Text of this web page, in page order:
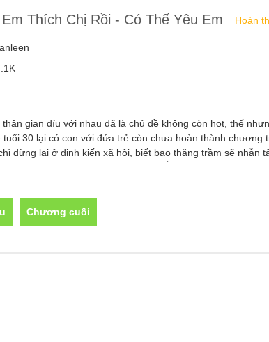
Thích Chị Rồi - Có Thể Yêu Em Hoàn
thân gian díu với nhau đã là chủ đề không còn hot, thế
tuổi 30 lại có con với đứa trẻ còn chưa hoàn thành chương
dừng lại ở định kiến xã hội, biết bao thăng trầm sẽ nhẫn
mời OUT NGAY LẬP TỨC, không để lại bình luận ác ý hay
Chương cuối